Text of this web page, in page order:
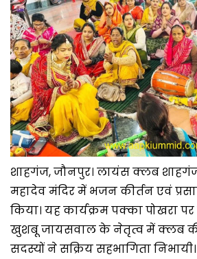
शाहगंज, जौनपुर। लायंस क्लब
महादेव मंदिर में भजन कीर्तन एवं
किया। यह कार्यक्रम पक्का पोखरा
खुशबू जायसवाल के नेतृत्व में क्लब की
सदस्यों ने सक्रिय सहभागिता